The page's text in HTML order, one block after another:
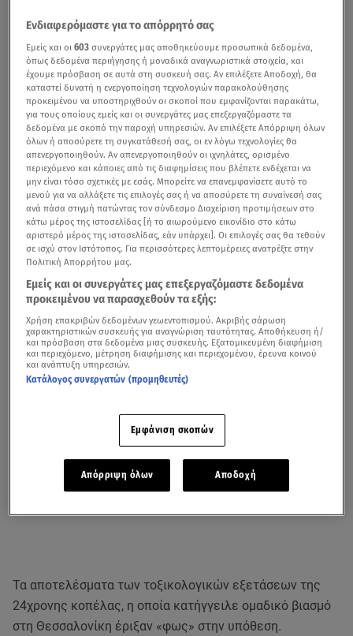
Τα αποτελέσματα των τοξικολογικών εξετάσεων της
24χρονης κοπέλας, η οποία κατήγγειλε ομαδικό βιασμό
στη Θεσσαλονίκη έριξαν «φως» στην υπόθεση.
Ενδιαφερόμαστε για το απόρρητό σας
Εμείς και οι603 συνεργάτες μας αποθηκεύουμε προσωπικά δεδομένα,
όπως δεδομένα περιήγησης ή μοναδικά αναγνωριστικά στοιχεία, και
έχουμε πρόσβαση σε αυτά στη συσκευή σας. Αν επιλέξετε Αποδοχή, θα
καταστεί δυνατή η ενεργοποίηση τεχνολογιών παρακολούθησης
προκειμένου να υποστηριχθούν οι σκοποί που εμφανίζονται παρακάτω,
για τους οποίους εμείς και οι συνεργάτες μας επεξεργαζόμαστε τα
δεδομένα με σκοπό την παροχή υπηρεσιών. Αν επιλέξετε Απόρριψη όλων
όλων ή αποσύρετε τη συγκατάθεσή σας, οι εν λόγω τεχνολογίες θα
απενεργοποιηθούν. Αν απενεργοποιηθούν οι ιχνηλάτες, ορισμένο
περιεχόμενο και κάποιες από τις διαφημίσεις που βλέπετε ενδέχεται να
μην είναι τόσο σχετικές με εσάς. Μπορείτε να επανεμφανίσετε αυτό το
μενού για να αλλάξετε τις επιλογές σας ή να αποσύρετε τη συναίνεσή σας
ανά πάσα στιγμή πατώντας τον σύνδεσμο Διαχείριση προτιμήσεων στο
κάτω μέρος της ιστοσελίδας [ή το αιωρούμενο εικονίδιο στο κάτω
αριστερό μέρος της ιστοσελίδας, εάν υπάρχει]. Οι επιλογές σας θα τεθούν
σε ισχύ στον Ιστότοπος. Για περισσότερες λεπτομέρειες ανατρέξτε στην
Πολιτική Απορρήτου μας.
Εμείς και οι συνεργάτες μας επεξεργαζόμαστε δεδομένα
προκειμένου να παρασχεθούν τα εξής:
Χρήση επακριβών δεδομένων γεωεντοπισμού. Ακριβής σάρωση
χαρακτηριστικών συσκευής για αναγνώριση ταυτότητας. Αποθήκευση ή/
και πρόσβαση στα δεδομένα μιας συσκευής. Εξατομικευμένη διαφήμιση
και περιεχόμενο, μέτρηση διαφήμισης και περιεχομένου, έρευνα κοινού
και ανάπτυξη υπηρεσιών.
Κατάλογος συνεργατών (προμηθευτές)
Εμφάνιση σκοπών
Απόρριψη όλων Αποδοχή